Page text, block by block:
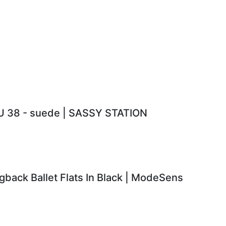
- suede | SASSY STATION
Ballet Flats In Black | ModeSens